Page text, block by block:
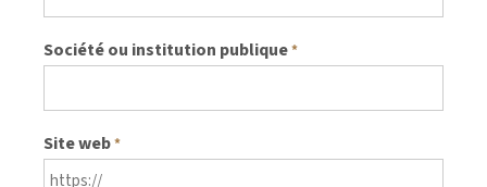
Société ou institution publique*
Site web*